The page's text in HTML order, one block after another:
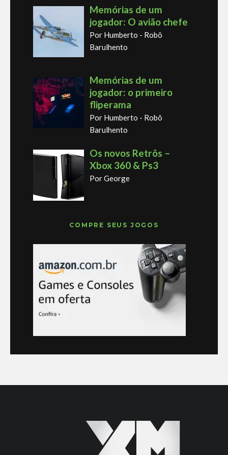
Memórias de um
jogador: O avião chefe
Por Humberto - Robô
Barulhento
Memórias de um
jogador: o primeiro
fliperama
Por Humberto - Robô
Barulhento
Os novos Retrôs –
Xbox 360 & Ps3
Por George
COMPRE SEUS JOGOS